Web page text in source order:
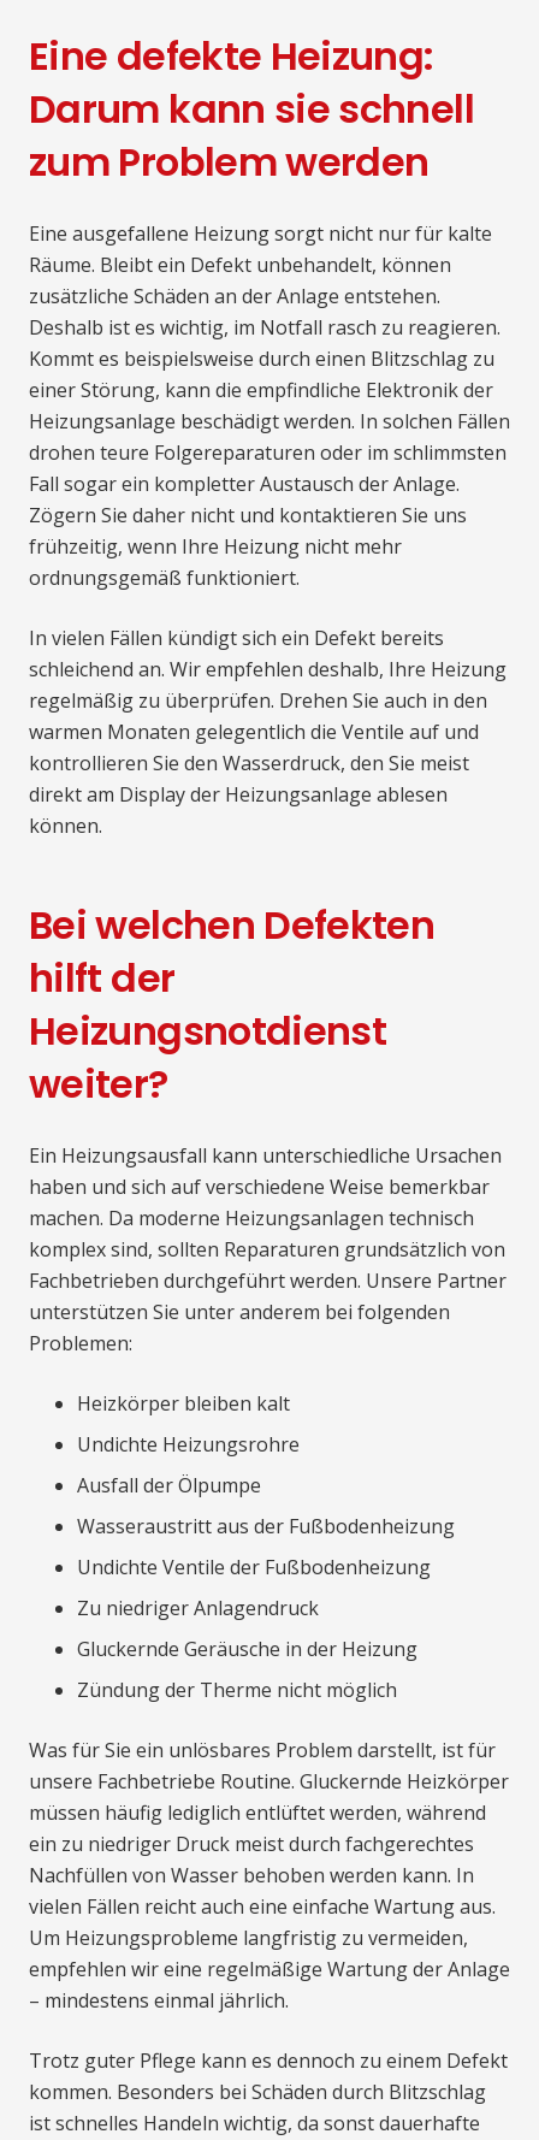
Eine defekte Heizung:
Darum kann sie schnell
zum Problem werden
Eine ausgefallene Heizung sorgt nicht nur für kalte
Räume. Bleibt ein Defekt unbehandelt, können
zusätzliche Schäden an der Anlage entstehen.
Deshalb ist es wichtig, im Notfall rasch zu reagieren.
Kommt es beispielsweise durch einen Blitzschlag zu
einer Störung, kann die empfindliche Elektronik der
Heizungsanlage beschädigt werden. In solchen Fällen
drohen teure Folgereparaturen oder im schlimmsten
Fall sogar ein kompletter Austausch der Anlage.
Zögern Sie daher nicht und kontaktieren Sie uns
frühzeitig, wenn Ihre Heizung nicht mehr
ordnungsgemäß funktioniert.
In vielen Fällen kündigt sich ein Defekt bereits
schleichend an. Wir empfehlen deshalb, Ihre Heizung
regelmäßig zu überprüfen. Drehen Sie auch in den
warmen Monaten gelegentlich die Ventile auf und
kontrollieren Sie den Wasserdruck, den Sie meist
direkt am Display der Heizungsanlage ablesen
können.
Bei welchen Defekten
hilft der
Heizungsnotdienst
weiter?
Ein Heizungsausfall kann unterschiedliche Ursachen
haben und sich auf verschiedene Weise bemerkbar
machen. Da moderne Heizungsanlagen technisch
komplex sind, sollten Reparaturen grundsätzlich von
Fachbetrieben durchgeführt werden. Unsere Partner
unterstützen Sie unter anderem bei folgenden
Problemen:
Heizkörper bleiben kalt
Undichte Heizungsrohre
Ausfall der Ölpumpe
Wasseraustritt aus der Fußbodenheizung
Undichte Ventile der Fußbodenheizung
Zu niedriger Anlagendruck
Gluckernde Geräusche in der Heizung
Zündung der Therme nicht möglich
Was für Sie ein unlösbares Problem darstellt, ist für
unsere Fachbetriebe Routine. Gluckernde Heizkörper
müssen häufig lediglich entlüftet werden, während
ein zu niedriger Druck meist durch fachgerechtes
Nachfüllen von Wasser behoben werden kann. In
vielen Fällen reicht auch eine einfache Wartung aus.
Um Heizungsprobleme langfristig zu vermeiden,
empfehlen wir eine regelmäßige Wartung der Anlage
– mindestens einmal jährlich.
Trotz guter Pflege kann es dennoch zu einem Defekt
kommen. Besonders bei Schäden durch Blitzschlag
ist schnelles Handeln wichtig, da sonst dauerhafte